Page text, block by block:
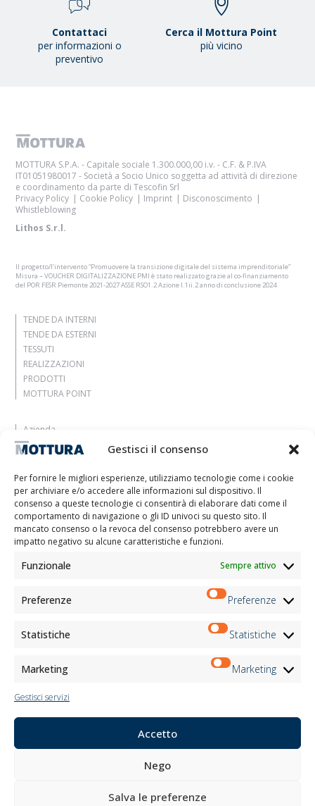
Gestisci il consenso
Per fornire le migliori esperienze, utilizziamo tecnologie come i cookie
per archiviare e/o accedere alle informazioni sul dispositivo. Il
consenso a queste tecnologie ci consentirà di elaborare dati come il
comportamento di navigazione o gli ID univoci su questo sito. Il
mancato consenso o la revoca del consenso potrebbero avere un
impatto negativo su alcune caratteristiche e funzioni.
Funzionale Sempre attivo
Preferenze Preferenze
Statistiche Statistiche
Marketing Marketing
Gestisci servizi
Accetto
Nego
Salva le preferenze
Contattaci
per informazioni o
preventivo
Cerca il Mottura Point
più vicino
MOTTURA S.P.A. - Capitale sociale 1.300.000,00 i.v. - C.F. & P.IVA
IT01051980017 - Società a Socio Unico soggetta ad attività di direzione
e coordinamento da parte di Tescofin Srl
Privacy Policy
Cookie Policy Imprint
Disconoscimento
Whistleblowing
Lithos S.r.l.
Il progetto/l’intervento “Promuovere la transizione digitale del sistema imprenditoriale”
Misura – VOUCHER DIGITALIZZAZIONE PMI è stato realizzato grazie al co-finanziamento
del POR FESR Piemonte 2021-2027 ASSE RSO1.2 Azione I.1ii.2 anno di conclusione 2024
TENDE DA INTERNI
TENDE DA ESTERNI
TESSUTI
REALIZZAZIONI
PRODOTTI
MOTTURA POINT
Azienda
Lasciati ispirare
Contatti
Lavora con noi
Area Riservata
Certificazioni
M2Net
Child Safety
Informativa Clienti
Informativa Candidati
Informativa Registrati